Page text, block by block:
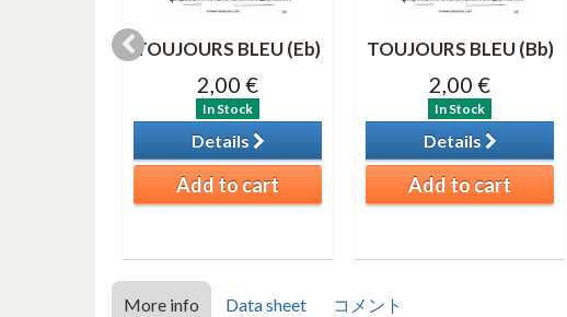
TOUJOURS BLEU (Eb)
2,00 €
In Stock
Details
Add to cart
TOUJOURS BLEU (Bb)
2,00 €
In Stock
Details
Add to cart
More info Data sheet コメント